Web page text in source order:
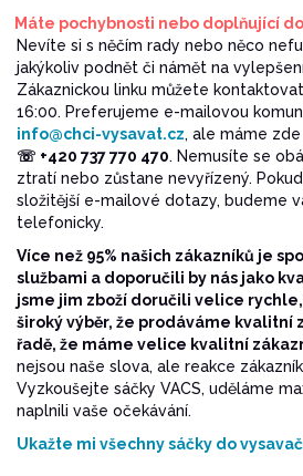
Máte pochybnosti nebo doplňující
Nevíte si s něčím rady nebo něco
jakýkoliv podnět či námět na
Zákaznickou linku můžete
16:00. Preferujeme e-mailovou
info@chci-vysavat.cz, ale máme
☏ +420 737 770 470. Nemusíte se
ztratí nebo zůstane nevyřízený.
složitější e-mailové dotazy, budeme
telefonicky.
Více než 95% našich zákazníků je
službami a doporučili by nás jako
jsme jim zboží doručili velice
široký výběr, že prodáváme kvalitní
řadě, že máme velice kvalitní
nejsou naše slova, ale reakce
Vyzkoušejte sáčky VACS, uděláme
naplnili vaše očekávání.
Ukažte mi všechny sáčky do